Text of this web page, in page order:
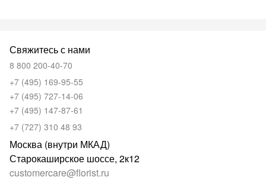
Свяжитесь с нами
8 800 200-40-70
+7 (495) 169-95-55
+7 (495) 727-14-06
+7 (495) 147-87-61
+7 (727) 310 48 93
Москва (внутри МКАД)
Старокаширское шоссе, 2к12
customercare@florist.ru